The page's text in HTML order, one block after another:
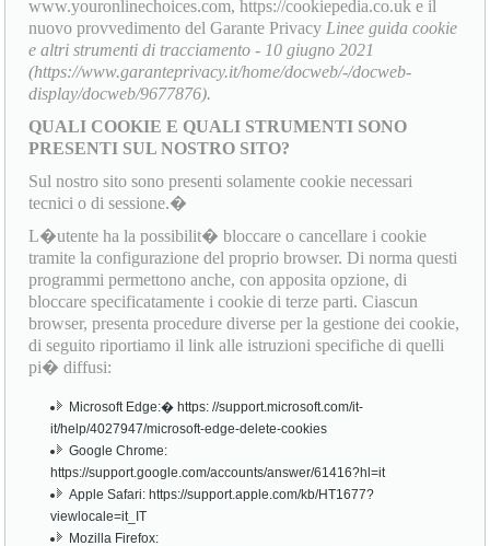
www.youronlinechoices.com, https://cookiepedia.co.uk e il
nuovo provvedimento del Garante Privacy Linee guida cookie
e altri strumenti di tracciamento - 10 giugno 2021
(https://www.garanteprivacy.it/home/docweb/-/docweb-
display/docweb/9677876).
QUALI COOKIE E QUALI STRUMENTI SONO
PRESENTI SUL NOSTRO SITO?
Sul nostro sito sono presenti solamente cookie necessari
tecnici o di sessione.�
L�utente ha la possibilit� bloccare o cancellare i cookie
tramite la configurazione del proprio browser. Di norma questi
programmi permettono anche, con apposita opzione, di
bloccare specificatamente i cookie di terze parti. Ciascun
browser, presenta procedure diverse per la gestione dei cookie,
di seguito riportiamo il link alle istruzioni specifiche di quelli
pi� diffusi:
Microsoft Edge:� https: //support.microsoft.com/it-
it/help/4027947/microsoft-edge-delete-cookies
Google Chrome:
https://support.google.com/accounts/answer/61416?hl=it
Apple Safari: https://support.apple.com/kb/HT1677?
viewlocale=it_IT
Mozilla Firefox: